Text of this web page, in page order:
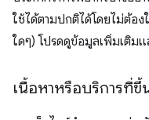
ใช้ได้ตามปกติได้โดยไม่ต้อ
ใดๆ) โปรดดูข้อมูลเพิ่มเติม
เนื้อหาหรือบริการที่